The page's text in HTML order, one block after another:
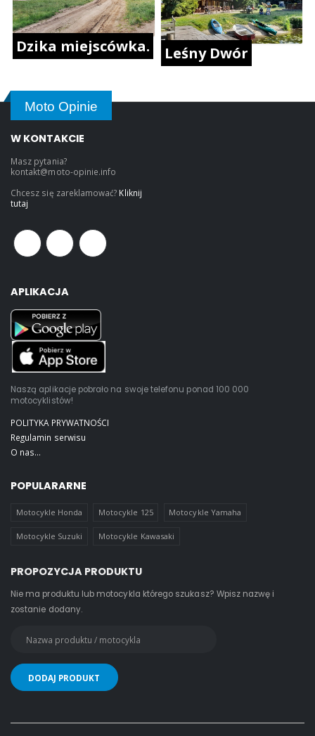
Dzika miejscówka. Leśny Dwór
Moto Opinie
W KONTAKCIE
Masz pytania?
kontakt@moto-opinie.info
Chcesz się zareklamować? Kliknij
tutaj
APLIKACJA
Naszą aplikacje pobrało na swoje telefonu ponad 100 000
motocyklistów!
POLITYKA PRYWATNOŚCI
Regulamin serwisu
O nas...
POPULARARNE
Motocykle Honda Motocykle 125 Motocykle Yamaha
Motocykle Suzuki Motocykle Kawasaki
PROPOZYCJA PRODUKTU
Nie ma produktu lub motocykla którego szukasz? Wpisz nazwę i
zostanie dodany.